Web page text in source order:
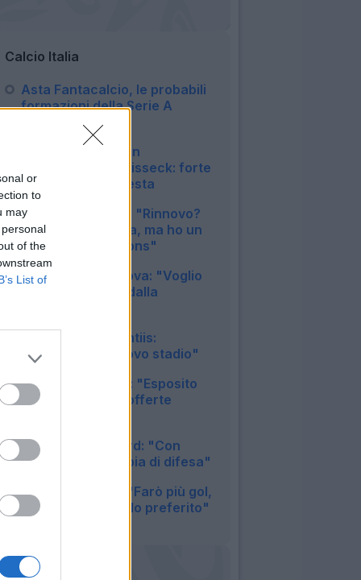
or
to
may
of the
List of
Calcio Italia
Asta Fantacalcio, le probabili
formazioni della Serie A
Enilive 2026/27
Inter, duro colpo in
amichevole per Bisseck: forte
contusione alla testa
12:15
Inter, Mkhitaryan: "Rinnovo?
Nessuna garanzia, ma ho un
sogno in Champions"
11:33
Juventus, Zhegrova: "Voglio
restare, frenato dalla
Napoli, De Laurentiis:
"Vogliamo un nuovo stadio"
Cagliari, dg Melis: "Esposito
via, ma solo con offerte
Lazio, Provstgaard: "Con
Doekhi bella coppia di difesa"
Napoli, Politano: "Farò più gol,
il 4-3-3 mio modulo preferito"